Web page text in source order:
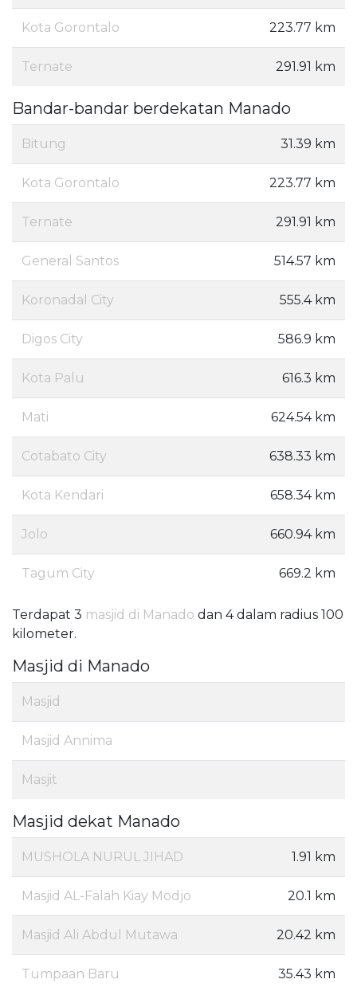
Kota Gorontalo 223.77 km
Ternate 291.91 km
Bandar-bandar berdekatan Manado
Bitung 31.39 km
Kota Gorontalo 223.77 km
Ternate 291.91 km
General Santos 514.57 km
Koronadal City 555.4 km
Digos City 586.9 km
Kota Palu 616.3 km
Mati 624.54 km
Cotabato City 638.33 km
Kota Kendari 658.34 km
Jolo 660.94 km
Tagum City 669.2 km
Terdapat 3 masjid di Manado dan 4 dalam radius 100
kilometer.
Masjid di Manado
Masjid
Masjid Annima
Masjit
Masjid dekat Manado
MUSHOLA NURUL JIHAD 1.91 km
Masjid AL-Falah Kiay Modjo 20.1 km
Masjid Ali Abdul Mutawa 20.42 km
Tumpaan Baru 35.43 km